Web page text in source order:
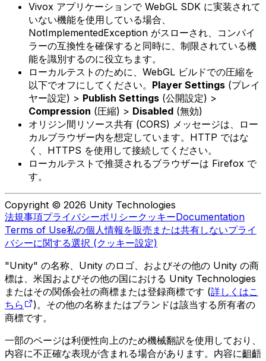
Vivox アプリケーションで WebGL SDK に実装されて
いない機能を使用している場合、
NotImplementedException がスローされ、コンパイ
ラーの互換性を確保すると同時に、制限されている機
能を識別するのに役立ちます。
ローカルテストのために、WebGL ビルドでの圧縮を
以下でオフにしてください。 Player Settings (プレイ
ヤー設定) > Publish Settings (公開設定) >
Compression (圧縮) > Disabled (無効)
オリジン間リソース共有 (CORS) メッセージは、ロー
カルブラウザー内を想定しています。HTTP ではな
く、HTTPS を使用して接続してください。
ローカルテストで推奨されるブラウザーは Firefox で
す。
Copyright © 2026 Unity Technologies
法規事項プライバシーポリシークッキーDocumentation
Terms of Use私の個人情報を販売または共有しないプライ
バシーに関する選択 (クッキー設定)
"Unity" の名称、Unity のロゴ、およびその他の Unity の商
標は、米国およびその他の国における Unity Technologies
またはその関係会社の商標または登録商標です (詳しくはこ
ちら
)。その他の名称またはブランドは該当する所有者の
商標です。
一部のページは利便性向上のため機械翻訳を使用しており、
内容に不正確な表現が含まれる場合があります。内容に齟齬